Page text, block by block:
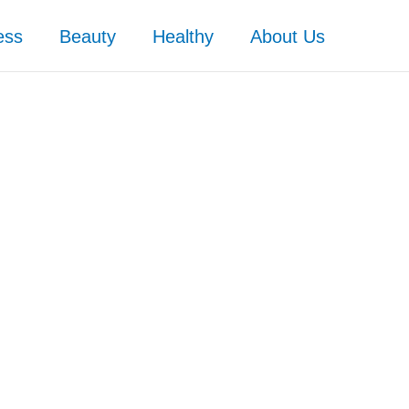
Beauty Healthy About Us